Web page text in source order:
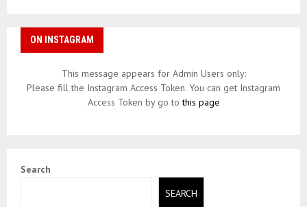
ON INSTAGRAM
This message appears for Admin Users only:
Please fill the Instagram Access Token. You can get Instagram
Access Token by go tothis page
Search
SEARCH